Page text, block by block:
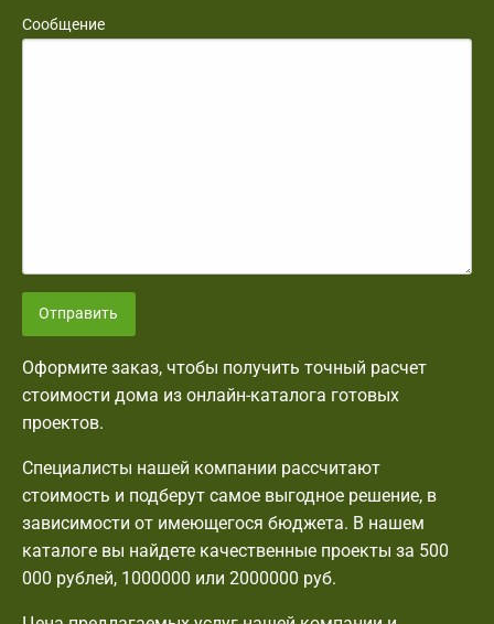
Сообщение
Отправить
Оформите заказ, чтобы получить точный расчет
стоимости дома из онлайн-каталога готовых
проектов.
Специалисты нашей компании рассчитают
стоимость и подберут самое выгодное решение, в
зависимости от имеющегося бюджета. В нашем
каталоге вы найдете качественные проекты за 500
000 рублей, 1000000 или 2000000 руб.